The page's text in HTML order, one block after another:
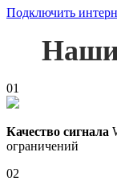
Подключить
Наши
01
Качество сигнала
ограничений
02